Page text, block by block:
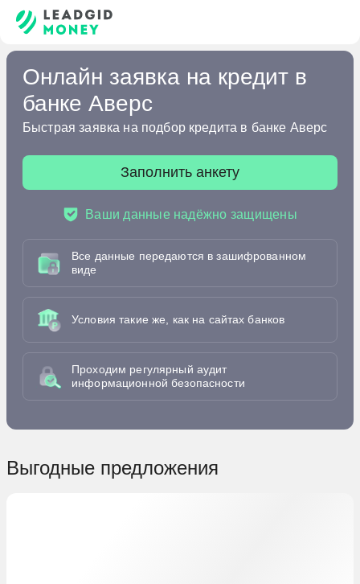
Онлайн заявка на кредит в
банке Аверс
Быстрая заявка на подбор кредита в банке Аверс
Заполнить анкету
Ваши данные надёжно защищены
Все данные передаются в зашифрованном
виде
Условия такие же, как на сайтах банков
Проходим регулярный аудит
информационной безопасности
Выгодные предложения